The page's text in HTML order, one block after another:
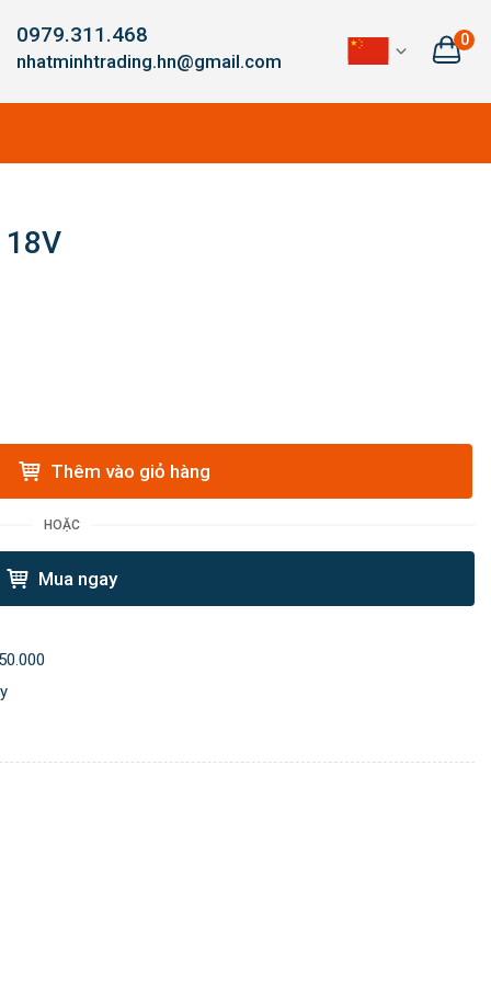
0979.311.468
nhatminhtrading.hn@gmail.com
0
Thêm vào giỏ hàng
HOẶC
Mua ngay